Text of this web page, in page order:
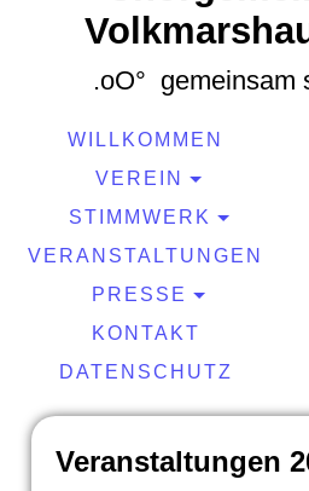
.oO° gemeinsam
WILLKOMMEN
VEREIN
STIMMWERK
VERANSTALTUNGEN
PRESSE
KONTAKT
DATENSCHUTZ
Veranstaltungen